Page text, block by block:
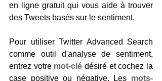
en ligne gratuit qui vous aide à trouver
des Tweets basés sur le sentiment.
Pour utiliser Twitter Advanced Search
comme outil d'analyse de sentiment,
entrez votre mot-clé désiré et cochez la
case positive ou négative. Les mots-